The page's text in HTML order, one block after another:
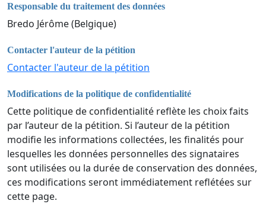
Responsable du traitement des données
Bredo Jérôme (Belgique)
Contacter l'auteur de la pétition
Contacter l'auteur de la pétition
Modifications de la politique de confidentialité
Cette politique de confidentialité reflète les choix faits
par l’auteur de la pétition. Si l’auteur de la pétition
modifie les informations collectées, les finalités pour
lesquelles les données personnelles des signataires
sont utilisées ou la durée de conservation des données,
ces modifications seront immédiatement reflétées sur
cette page.